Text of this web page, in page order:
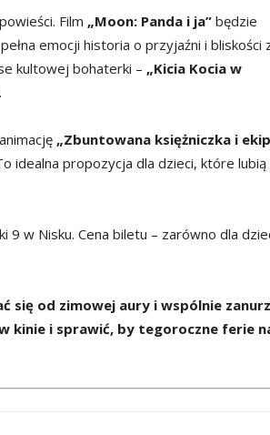
Film „Moon: Panda i ja” będzie
emocji historia o przyjaźni i bliskości
kultowej bohaterki – „Kicia Kocia w
.
„Zbuntowana księżniczka i
idealna propozycja dla dzieci, które lubią
9 w Nisku. Cena biletu – zarówno dla
się od zimowej aury i wspólnie
kinie i sprawić, by tegoroczne ferie